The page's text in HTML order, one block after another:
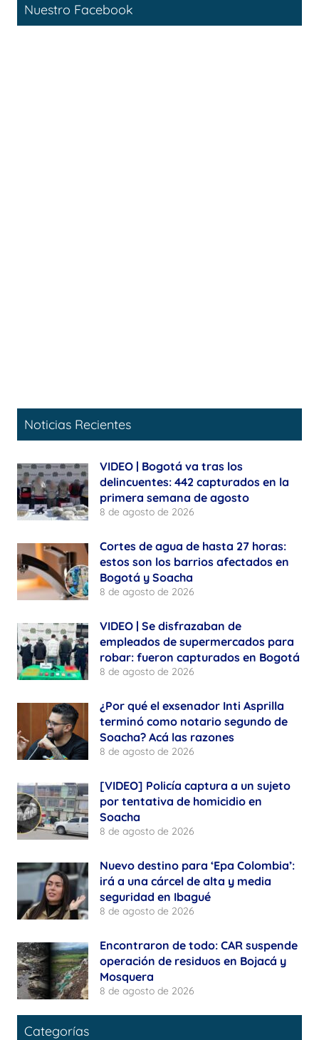
Nuestro Facebook
Noticias Recientes
VIDEO | Bogotá va tras los
delincuentes: 442 capturados en la
primera semana de agosto
8 de agosto de 2026
Cortes de agua de hasta 27 horas:
estos son los barrios afectados en
Bogotá y Soacha
8 de agosto de 2026
VIDEO | Se disfrazaban de
empleados de supermercados para
robar: fueron capturados en Bogotá
8 de agosto de 2026
¿Por qué el exsenador Inti Asprilla
terminó como notario segundo de
Soacha? Acá las razones
8 de agosto de 2026
[VIDEO] Policía captura a un sujeto
por tentativa de homicidio en
Soacha
8 de agosto de 2026
Nuevo destino para ‘Epa Colombia’:
irá a una cárcel de alta y media
seguridad en Ibagué
8 de agosto de 2026
Encontraron de todo: CAR suspende
operación de residuos en Bojacá y
Mosquera
8 de agosto de 2026
Categorías